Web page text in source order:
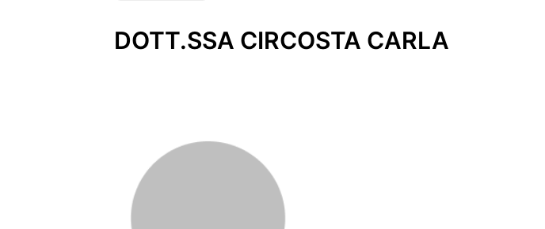
DOTT.SSA CIRCOSTA CARLA